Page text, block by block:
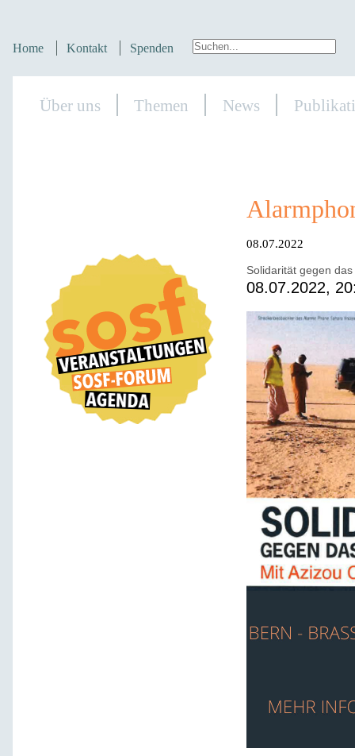
Home Kontakt Spenden
Über uns Themen News
08.07.2022
Solidarität gegen
08.07.2022,